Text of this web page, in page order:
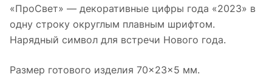
«ПроСвет» — декоративные цифры года «2023» в
одну строку округлым плавным шрифтом.
Нарядный символ для встречи Нового года.
Размер готового изделия 70×23×5 мм.